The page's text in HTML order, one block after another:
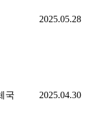
2025.05.28
국 2025.04.30